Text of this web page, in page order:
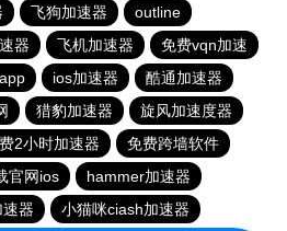
飞狗加速器
outline
器 飞机加速器
免费vqn加速
ios加速器
酷通加速器
猎豹加速器
旋风加速度器
2小时加速器
免费跨墙软件
官网ios
hammer加速器
器 小猫咪ciash加速器